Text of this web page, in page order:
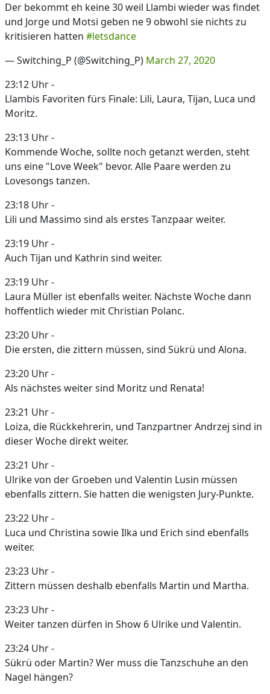
Der bekommt eh keine 30 weil Llambi wieder was findet
und Jorge und Motsi geben ne 9 obwohl sie nichts zu
kritisieren hatten #letsdance
— Switching_P (@Switching_P) March 27, 2020
23:12 Uhr -
Llambis Favoriten fürs Finale: Lili, Laura, Tijan, Luca und
Moritz.
23:13 Uhr -
Kommende Woche, sollte noch getanzt werden, steht
uns eine "Love Week" bevor. Alle Paare werden zu
Lovesongs tanzen.
23:18 Uhr -
Lili und Massimo sind als erstes Tanzpaar weiter.
23:19 Uhr -
Auch Tijan und Kathrin sind weiter.
23:19 Uhr -
Laura Müller ist ebenfalls weiter. Nächste Woche dann
hoffentlich wieder mit Christian Polanc.
23:20 Uhr -
Die ersten, die zittern müssen, sind Sükrü und Alona.
23:20 Uhr -
Als nächstes weiter sind Moritz und Renata!
23:21 Uhr -
Loiza, die Rückkehrerin, und Tanzpartner Andrzej sind in
dieser Woche direkt weiter.
23:21 Uhr -
Ulrike von der Groeben und Valentin Lusin müssen
ebenfalls zittern. Sie hatten die wenigsten Jury-Punkte.
23:22 Uhr -
Luca und Christina sowie Ilka und Erich sind ebenfalls
weiter.
23:23 Uhr -
Zittern müssen deshalb ebenfalls Martin und Martha.
23:23 Uhr -
Weiter tanzen dürfen in Show 6 Ulrike und Valentin.
23:24 Uhr -
Sükrü oder Martin? Wer muss die Tanzschuhe an den
Nagel hängen?